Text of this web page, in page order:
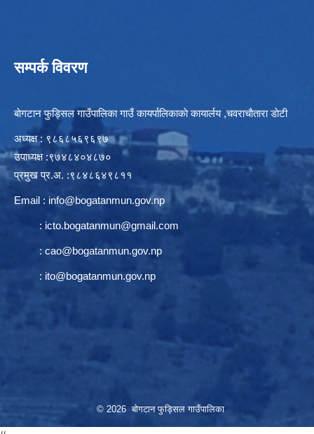
सम्पर्क विवरण
बाेगटान फुड्सिल गाउँपालिका गाउँ कायर्पालिकाकाे कायार्लय ,चवराचाैतारा डाेटी
अध्यक्ष : ९८६८५६९६९७
उपाध्यक्ष :९७४८४०४८७०
प्रमुख प्र.अ. :९८४८६४९८११
Email : info@bogatanmun.gov.np
: icto.bogatanmun@gmail.com
: cao@bogatanmun.gov.np
: ito@bogatanmun.gov.np
© 2026 बोगटान फुड्सिल गाउँपालिका